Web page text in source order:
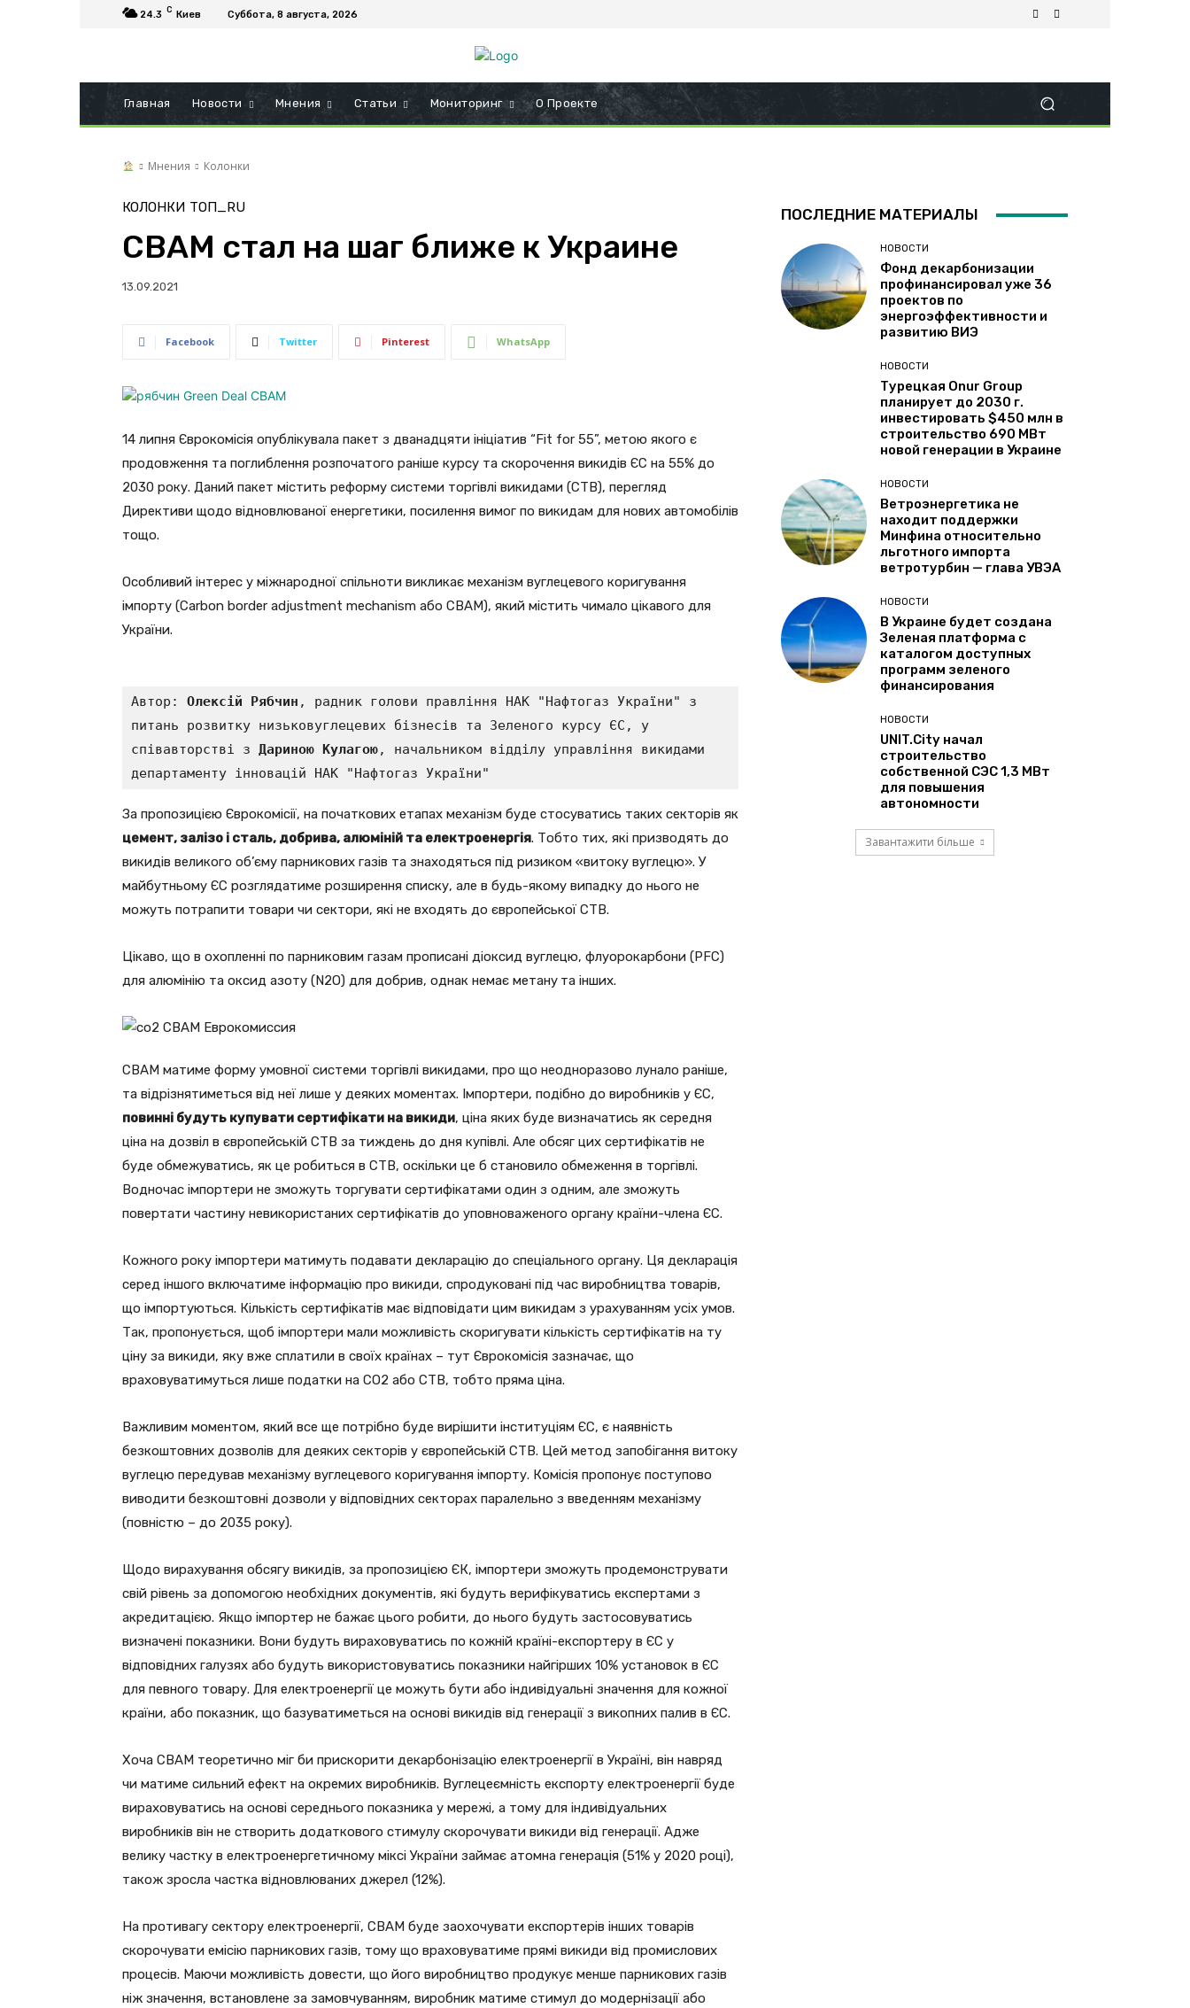
24.3 C Киев Суббота, 8 августа, 2026
Главная Новости Мнения Статьи Мониторинг О Проекте
Мнения Колонки
КОЛОНКИ ТОП_RU
CBAM cтал на шаг ближе к Украине
13.09.2021
Facebook Twitter Pinterest WhatsApp
14 липня Єврокомісія опублікувала пакет з дванадцяти ініціатив “Fit for 55”, метою якого є
продовження та поглиблення розпочатого раніше курсу та скорочення викидів ЄС на 55% до
2030 року. Даний пакет містить реформу системи торгівлі викидами (СТВ), перегляд
Директиви щодо відновлюваної енергетики, посилення вимог по викидам для нових автомобілів
тощо.
Особливий інтерес у міжнародної спільноти викликає механізм вуглецевого коригування
імпорту (Carbon border adjustment mechanism або СВАМ), який містить чимало цікавого для
України.
Автор: Олексій Рябчин , радник голови правління НАК "Нафтогаз України" з
питань розвитку низьковуглецевих бізнесів та Зеленого курсу ЄС, у
співавторстві з Дариною Кулагою, начальником відділу управління викидами
департаменту інновацій НАК "Нафтогаз України"
За пропозицією Єврокомісії, на початкових етапах механізм буде стосуватись таких секторів як
цемент, залізо і сталь, добрива, алюміній та електроенергія. Тобто тих, які призводять до
викидів великого об’єму парникових газів та знаходяться під ризиком «витоку вуглецю». У
майбутньому ЄС розглядатиме розширення списку, але в будь-якому випадку до нього не
можуть потрапити товари чи сектори, які не входять до європейської СТВ.
Цікаво, що в охопленні по парниковим газам прописані діоксид вуглецю, флуорокарбони (PFC)
для алюмінію та оксид азоту (N2O) для добрив, однак немає метану та інших.
СВАМ матиме форму умовної системи торгівлі викидами, про що неодноразово лунало раніше,
та відрізнятиметься від неї лише у деяких моментах. Імпортери, подібно до виробників у ЄС,
повинні будуть купувати сертифікати на викиди, ціна яких буде визначатись як середня
ціна на дозвіл в європейській СТВ за тиждень до дня купівлі. Але обсяг цих сертифікатів не
буде обмежуватись, як це робиться в СТВ, оскільки це б становило обмеження в торгівлі.
Водночас імпортери не зможуть торгувати сертифікатами один з одним, але зможуть
повертати частину невикористаних сертифікатів до уповноваженого органу країни-члена ЄС.
Кожного року імпортери матимуть подавати декларацію до спеціального органу. Ця декларація
серед іншого включатиме інформацію про викиди, спродуковані під час виробництва товарів,
що імпортуються. Кількість сертифікатів має відповідати цим викидам з урахуванням усіх умов.
Так, пропонується, щоб імпортери мали можливість скоригувати кількість сертифікатів на ту
ціну за викиди, яку вже сплатили в своїх країнах – тут Єврокомісія зазначає, що
враховуватимуться лише податки на СО2 або СТВ, тобто пряма ціна.
Важливим моментом, який все ще потрібно буде вирішити інституціям ЄС, є наявність
безкоштовних дозволів для деяких секторів у європейській СТВ. Цей метод запобігання витоку
вуглецю передував механізму вуглецевого коригування імпорту. Комісія пропонує поступово
виводити безкоштовні дозволи у відповідних секторах паралельно з введенням механізму
(повністю – до 2035 року).
Щодо вирахування обсягу викидів, за пропозицією ЄК, імпортери зможуть продемонструвати
свій рівень за допомогою необхідних документів, які будуть верифікуватись експертами з
акредитацією. Якщо імпортер не бажає цього робити, до нього будуть застосовуватись
визначені показники. Вони будуть вираховуватись по кожній країні-експортеру в ЄС у
відповідних галузях або будуть використовуватись показники найгірших 10% установок в ЄС
для певного товару. Для електроенергії це можуть бути або індивідуальні значення для кожної
країни, або показник, що базуватиметься на основі викидів від генерації з викопних палив в ЄС.
Хоча СВАМ теоретично міг би прискорити декарбонізацію електроенергії в Україні, він навряд
чи матиме сильний ефект на окремих виробників. Вуглецеємність експорту електроенергії буде
вираховуватись на основі середнього показника у мережі, а тому для індивідуальних
виробників він не створить додаткового стимулу скорочувати викиди від генерації. Адже
велику частку в електроенергетичному міксі України займає атомна генерація (51% у 2020 році),
також зросла частка відновлюваних джерел (12%).
На противагу сектору електроенергії, СВАМ буде заохочувати експортерів інших товарів
скорочувати емісію парникових газів, тому що враховуватиме прямі викиди від промислових
процесів. Маючи можливість довести, що його виробництво продукує менше парникових газів
ніж значення, встановлене за замовчуванням, виробник матиме стимул до модернізації або
ПОСЛЕДНИЕ МАТЕРИАЛЫ
НОВОСТИ
Фонд декарбонизации
профинансировал уже 36
проектов по
энергоэффективности и
развитию ВИЭ
НОВОСТИ
Турецкая Onur Group
планирует до 2030 г.
инвестировать $450 млн в
строительство 690 МВт
новой генерации в Украине
НОВОСТИ
Ветроэнергетика не
находит поддержки
Минфина относительно
льготного импорта
ветротурбин — глава УВЭА
НОВОСТИ
В Украине будет создана
Зеленая платформа с
каталогом доступных
программ зеленого
финансирования
НОВОСТИ
UNIT.City начал
строительство
собственной СЭС 1,3 МВт
для повышения
автономности
Завантажити більше